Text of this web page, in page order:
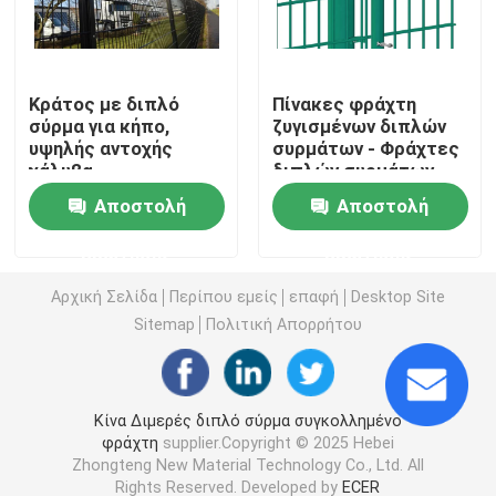
Δύο συρματόσχοινα συγκολλημένα φράχτη
Προσωρινός φράκτης ασφαλείας
Σωληνοειδής φράκτης χάλυβα
Περίφραξη ασφαλείας αεροδρομίου
Περίφραξη με μεταλλικό σύνδεσμο αλυσίδας
Κράτος με διπλό
σύρμα για κήπο,
υψηλής αντοχής
χάλυβα
Αποστολή
Πίνακες φράχτη
ζυγισμένων διπλών
συρμάτων - Φράχτες
διπλών συρμάτων
άκαμπτων συρμάτων
& φράχτες
πλέγματος PVC
Αποστολή
Αρχική Σελίδα Περίπου εμείς επαφή
Desktop Site
Sitemap
Πολιτική Απορρήτου
Κίνα Διμερές διπλό σύρμα συγκολλημένο
φράχτη supplier.Copyright © 2025 Hebei
Zhongteng New Material Technology Co., Ltd. All
Rights Reserved. Developed by ECER